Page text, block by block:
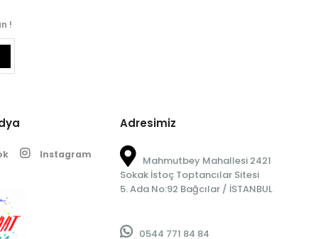
!
Instagram
Adresimiz
Mahmutbey Mahallesi 2421
Sokak İstoç Toptancılar Sitesi
5. Ada No:92 Bağcılar / İSTANBUL
0544 771 84 84